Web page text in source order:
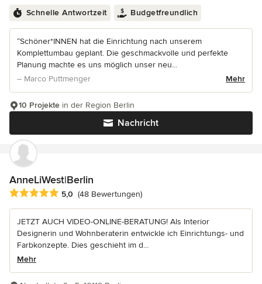
Schnelle Antwortzeit Budgetfreundlich
“Schöner*INNEN hat die Einrichtung nach unserem
Komplettumbau geplant. Die geschmackvolle und perfekte
Planung machte es uns möglich unser neu...
– Marco Puttmenger
Mehr
Nachricht
10 Projekte in der Region Berlin
AnneLiWest|Berlin
Durchschnittliche Bewertung: 5 von 5 Sternen
5,0 (48 Bewertungen)
JETZT AUCH VIDEO-ONLINE-BERATUNG! Als Interior
Designerin und Wohnberaterin entwickle ich Einrichtungs- und
Farbkonzepte. Dies geschieht im d...
Mehr